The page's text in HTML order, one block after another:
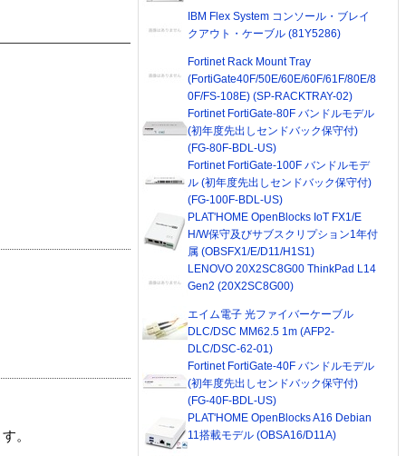
。
IBM Flex System コンソール・ブレイ
クアウト・ケーブル (81Y5286)
Fortinet Rack Mount Tray
(FortiGate40F/50E/60E/60F/61F/80E/8
0F/FS-108E) (SP-RACKTRAY-02)
Fortinet FortiGate-80F バンドルモデル
(初年度先出しセンドバック保守付)
(FG-80F-BDL-US)
Fortinet FortiGate-100F バンドルモデ
ル (初年度先出しセンドバック保守付)
(FG-100F-BDL-US)
PLAT'HOME OpenBlocks IoT FX1/E
H/W保守及びサブスクリプション1年付
属 (OBSFX1/E/D11/H1S1)
LENOVO 20X2SC8G00 ThinkPad L14
Gen2 (20X2SC8G00)
エイム電子 光ファイバーケーブル
DLC/DSC MM62.5 1m (AFP2-
DLC/DSC-62-01)
Fortinet FortiGate-40F バンドルモデル
(初年度先出しセンドバック保守付)
(FG-40F-BDL-US)
PLAT'HOME OpenBlocks A16 Debian
11搭載モデル (OBSA16/D11A)